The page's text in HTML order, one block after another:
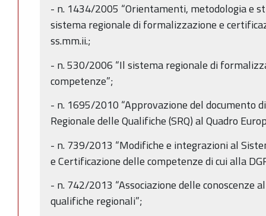
- n. 1434/2005 “Orientamenti, metodologia e
sistema regionale di formalizzazione e
ss.mm.ii.;
- n. 530/2006 “Il sistema regionale di
competenze”;
- n. 1695/2010 “Approvazione del documento
Regionale delle Qualifiche (SRQ) al Quadro
- n. 739/2013 “Modifiche e integrazioni al
e Certificazione delle competenze di cui alla
- n. 742/2013 “Associazione delle conoscenze
qualifiche regionali”;